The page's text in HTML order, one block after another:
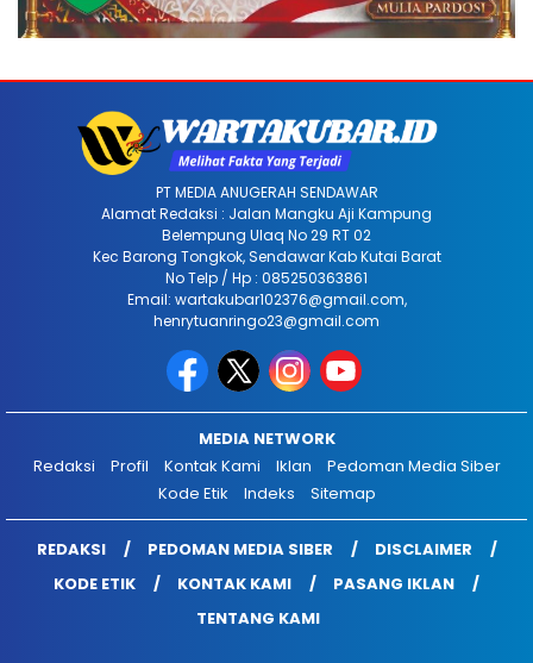
PT MEDIA ANUGERAH SENDAWAR
Alamat Redaksi : Jalan Mangku Aji Kampung
Belempung Ulaq No 29 RT 02
Kec Barong Tongkok, Sendawar Kab Kutai Barat
No Telp / Hp : 085250363861
Email: wartakubar102376@gmail.com,
henrytuanringo23@gmail.com
MEDIA NETWORK
Redaksi
Profil Kontak Kami Iklan
Pedoman Media Siber
Kode Etik
Indeks Sitemap
REDAKSI PEDOMAN MEDIA SIBER
DISCLAIMER
KODE ETIK
KONTAK KAMI
PASANG IKLAN
TENTANG KAMI